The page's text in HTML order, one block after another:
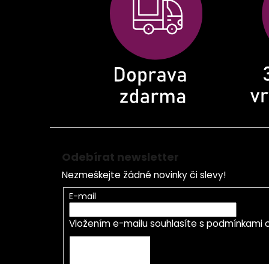
Odebírat newsletter
Nezmeškejte žádné novinky či slevy!
E-mail
Vložením e-mailu souhlasíte s podmínkami